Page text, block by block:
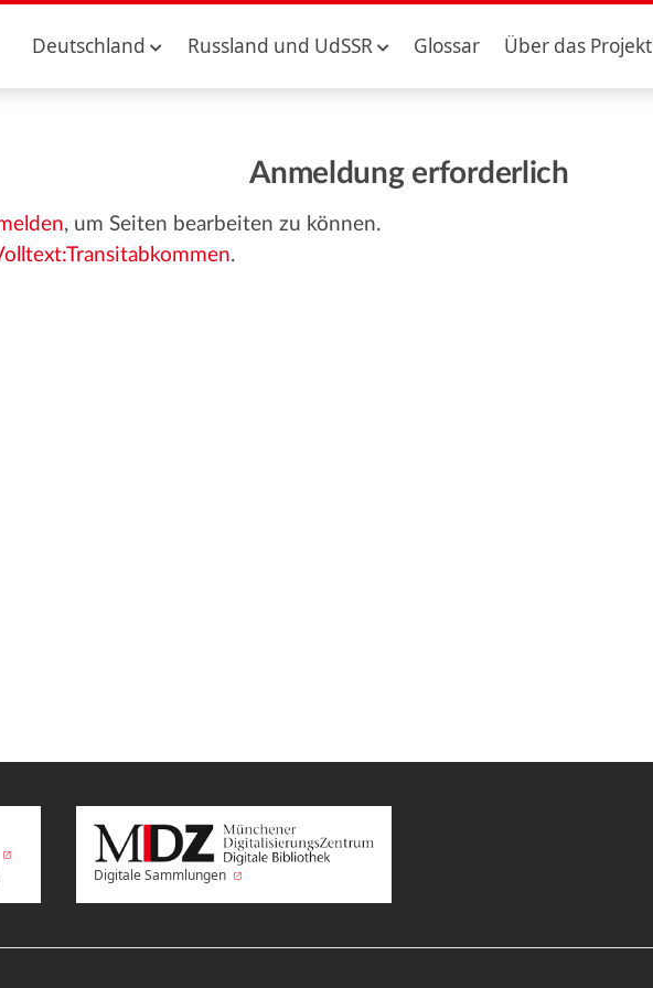
Deutschland Russland und UdSSR Glossar Über das Projekt
Anmeldung erforderlich
, um Seiten bearbeiten zu können.
.
Digitale Sammlungen